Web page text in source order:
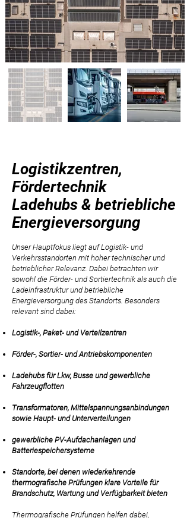
Logistikzentren,
Fördertechnik
Ladehubs & betriebliche
Energieversorgung
Unser Hauptfokus liegt auf Logistik- und
Verkehrsstandorten mit hoher technischer und
betrieblicher Relevanz. Dabei betrachten wir
sowohl die Förder- und Sortiertechnik als auch die
Ladeinfrastruktur und betriebliche
Energieversorgung des Standorts. Besonders
relevant sind dabei:
Logistik-, Paket- und Verteilzentren
Förder-, Sortier- und Antriebskomponenten
Ladehubs für Lkw, Busse und gewerbliche
Fahrzeugflotten
Transformatoren, Mittelspannungsanbindungen
sowie Haupt- und Unterverteilungen
gewerbliche PV-Aufdachanlagen und
Batteriespeichersysteme
Standorte, bei denen wiederkehrende
thermografische Prüfungen klare Vorteile für
Brandschutz, Wartung und Verfügbarkeit bieten
Thermografische Prüfungen helfen dabei,